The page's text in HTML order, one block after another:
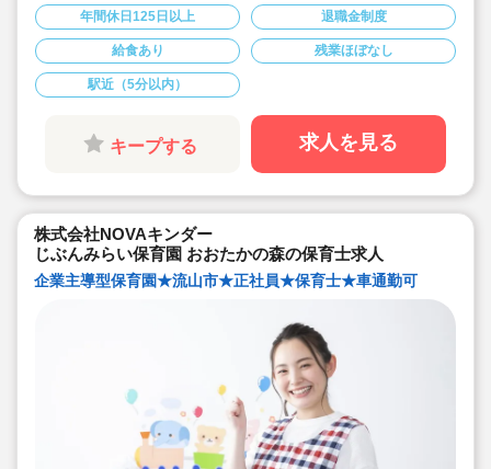
◇月給300,000円〜383,000円☆賞与3ヶ月
◇給与は経験を考慮して加算！※(経験年数
×3,000円が基準)
◇年間休日125日！プライベートの時間もしっか
り確保。夏季と年末に連休あり♪
◇借上げ社宅利用可！自己負担0円～☆
◇有給休暇を入社時に3日付与しているので、お
仕事始めも安心して働けます◎
◇育児休暇はお子様が3歳になるまで取得可。育
産休・看護休暇は男女ともに取得実績多数！
◇その他、介護休暇や企業給付型年金など、ライ
フステージに合わせて職員をサポートする制度が
充実しています♪
えており、昇給の基準もしっかりしていて長く働
きたくなる環境が整っています。
年間休日125日以上 退職金制度
給食あり 残業ほぼなし
駅近（5分以内）
キープする 求人を見る
株式会社NOVAキンダー
じぶんみらい保育園 おおたかの森の保育士求人
企業主導型保育園★流山市★正社員★保育士★車通勤可